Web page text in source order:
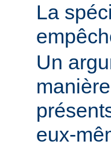
La
Un
eux-